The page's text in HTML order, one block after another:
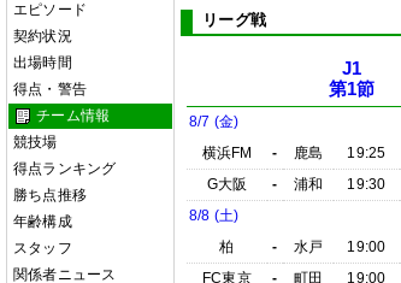
エピソード
契約状況
出場時間
得点・警告
チーム情報
競技場
得点ランキング
勝ち点推移
年齢構成
スタッフ
関係者ニュース
リーグ戦
J1
第1節
8/7 (金)
横浜FM
- 鹿島 19:25
G大阪
- 浦和 19:30
8/8 (土)
柏
- 水戸 19:00
FC東京
- 町田 19:00